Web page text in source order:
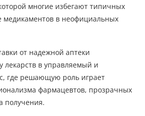
многие избегают типичных
медикаментов в неофициальных
от надежной аптеки
лекарств в управляемый и
где решающую роль играет
фармацевтов, прозрачных
получения.